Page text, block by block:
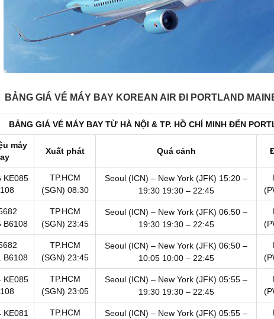
BẢNG GIÁ VÉ MÁY BAY KOREAN AIR ĐI PORTLAND
BẢNG GIÁ VÉ MÁY BAY TỪ HÀ NỘI & TP. HỒ CHÍ MINH ĐẾN
máy
Xuất phát Quá cảnh
KE085
TP.HCM
(SGN) 08:30
Seoul (ICN) – New York (JFK) 15:20 –
19:30 19:30 – 22:45
B6108
TP.HCM
(SGN) 23:45
Seoul (ICN) – New York (JFK) 06:50 –
19:30 19:30 – 22:45
B6108
TP.HCM
(SGN) 23:45
Seoul (ICN) – New York (JFK) 06:50 –
10:05 10:00 – 22:45
KE085
TP.HCM
(SGN) 23:05
Seoul (ICN) – New York (JFK) 05:55 –
19:30 19:30 – 22:45
KE081
TP.HCM
Seoul (ICN) – New York (JFK) 05:55 –